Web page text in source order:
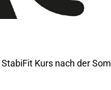
Kurs nach der